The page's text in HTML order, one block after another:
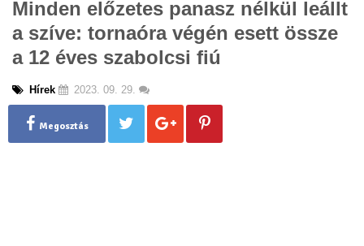
g
l
Minden előzetes panasz nélkül leállt
a szíve: tornaóra végén esett össze
a 12 éves szabolcsi fiú
Hírek 2023. 09. 29.
Megosztás